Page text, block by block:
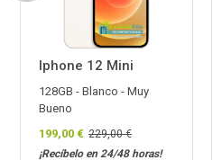
Iphone 12 Mini
128GB - Blanco - Muy
Bueno
199,00 € 229,00 €
¡Recíbelo en 24/48 horas!